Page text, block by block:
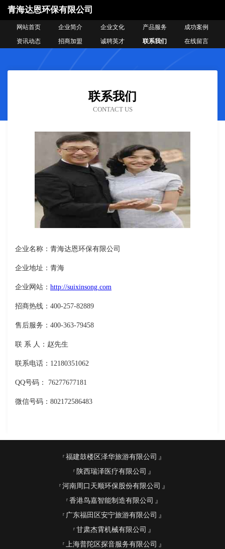
青海达恩环保有限公司
网站首页 企业简介 企业文化 产品服务
成功案例
资讯动态
招商加盟 诚聘英才 联系我们 在线留言
联系我们
CONTACT US
企业名称：青海达恩环保有限公司
企业地址：青海
企业网站： http://suixinsong.com
招商热线：400-257-82889
售后服务：400-363-79458
联 系 人：赵先生
联系电话：12180351062
QQ号码： 76277677181
微信号码：802172586483
福建鼓楼区泽华旅游有限公司
陕西瑞泽医疗有限公司
河南周口天顺环保股份有限公司
香港鸟嘉智能制造有限公司
广东福田区安宁旅游有限公司
甘肃杰霄机械有限公司
上海普陀区探音服务有限公司